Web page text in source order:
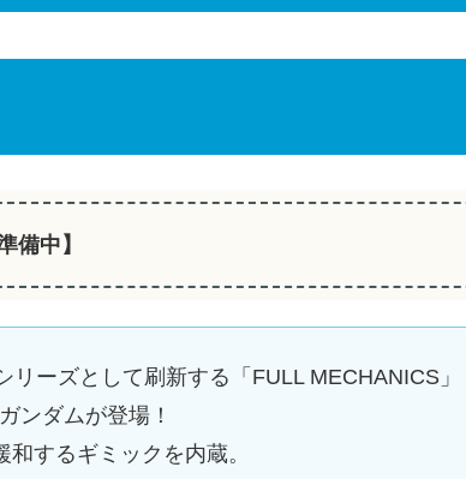
備中】
リーズとして刷新する「FULL MECHANICS」
ンダムが登場！
するギミックを内蔵。